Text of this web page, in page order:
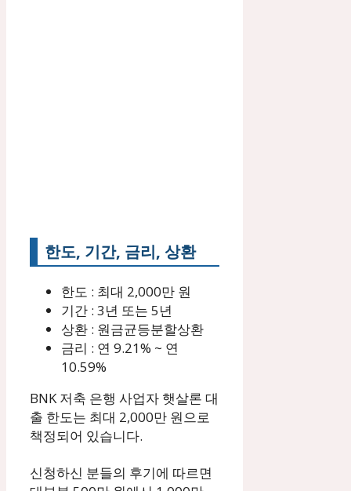
한도, 기간, 금리, 상환
한도 : 최대 2,000만 원
기간 : 3년 또는 5년
상환 : 원금균등분할상환
금리 : 연 9.21% ~ 연
10.59%
BNK 저축 은행 사업자 햇살론 대
출 한도는 최대 2,000만 원으로
책정되어 있습니다.
신청하신 분들의 후기에 따르면